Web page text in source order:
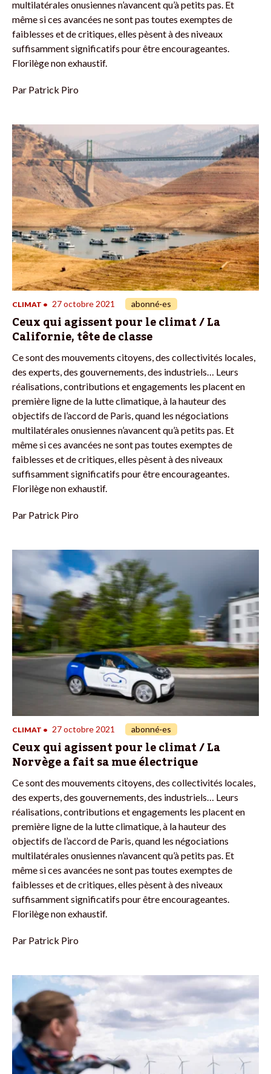
multilatérales onusiennes n’avancent qu’à petits pas. Et
même si ces avancées ne sont pas toutes exemptes de
faiblesses et de critiques, elles pèsent à des niveaux
suffisamment significatifs pour être encourageantes.
Florilège non exhaustif.
Par Patrick Piro
CLIMAT • 27 octobre 2021 abonné·es
Ceux qui agissent pour le climat / La
Californie, tête de classe
Ce sont des mouvements citoyens, des collectivités locales,
des experts, des gouvernements, des industriels… Leurs
réalisations, contributions et engagements les placent en
première ligne de la lutte climatique, à la hauteur des
objectifs de l’accord de Paris, quand les négociations
multilatérales onusiennes n’avancent qu’à petits pas. Et
même si ces avancées ne sont pas toutes exemptes de
faiblesses et de critiques, elles pèsent à des niveaux
suffisamment significatifs pour être encourageantes.
Florilège non exhaustif.
Par Patrick Piro
CLIMAT • 27 octobre 2021 abonné·es
Ceux qui agissent pour le climat / La
Norvège a fait sa mue électrique
Ce sont des mouvements citoyens, des collectivités locales,
des experts, des gouvernements, des industriels… Leurs
réalisations, contributions et engagements les placent en
première ligne de la lutte climatique, à la hauteur des
objectifs de l’accord de Paris, quand les négociations
multilatérales onusiennes n’avancent qu’à petits pas. Et
même si ces avancées ne sont pas toutes exemptes de
faiblesses et de critiques, elles pèsent à des niveaux
suffisamment significatifs pour être encourageantes.
Florilège non exhaustif.
Par Patrick Piro